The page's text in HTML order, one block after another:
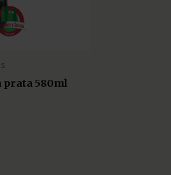
prata 580ml